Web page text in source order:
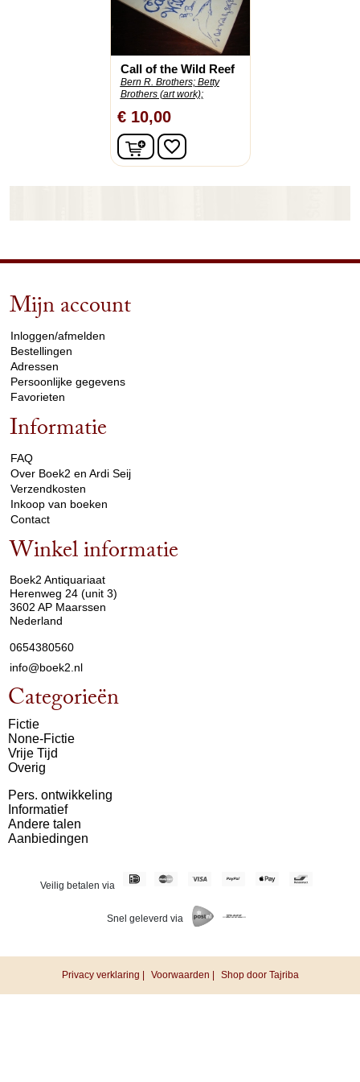
Call of the Wild Reef
Bern R. Brothers; Betty
Brothers (art work);
€ 10,00
In winkelwagen
favorite_border
Mijn account
Inloggen/afmelden
Bestellingen
Adressen
Persoonlijke gegevens
Favorieten
Informatie
FAQ
Over Boek2 en Ardi Seij
Verzendkosten
Inkoop van boeken
Contact
Winkel informatie
Boek2 Antiquariaat
Herenweg 24 (unit 3)
3602 AP Maarssen
Nederland
0654380560
info@boek2.nl
Categorieën
Fictie
None-Fictie
Vrije Tijd
Overig
Pers. ontwikkeling
Informatief
Andere talen
Aanbiedingen
Veilig betalen via
Snel geleverd via
Privacy verklaring | Voorwaarden | Shop door Tajriba